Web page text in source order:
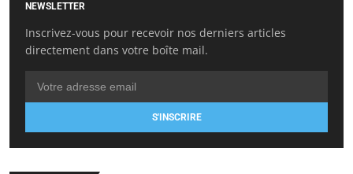
NEWSLETTER
Inscrivez-vous pour recevoir nos derniers articles
directement dans votre boîte mail.
S'INSCRIRE